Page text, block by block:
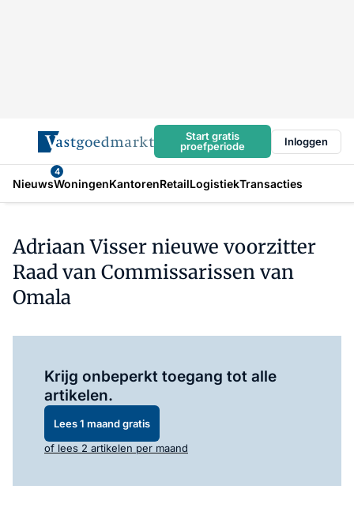
Start gratis
proefperiode
Inloggen
Nieuws
4
WoningenKantorenRetailLogistiekTransacties
Adriaan Visser nieuwe voorzitter
Raad van Commissarissen van
Omala
Krijg onbeperkt toegang tot alle
artikelen.
Lees 1 maand gratis
of lees 2 artikelen per maand